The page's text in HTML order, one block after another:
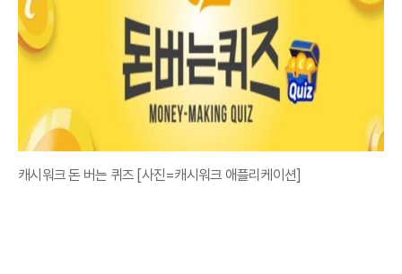
캐시워크 돈 버는 퀴즈 [사진=캐시워크 애플리케이션]